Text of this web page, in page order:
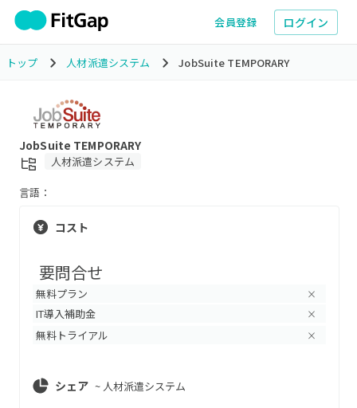
会員登録 ログイン
トップ 人材派遣システム JobSuite TEMPORARY
JobSuite TEMPORARY
人材派遣システム
言語：
コスト
要問合せ
無料プラン ×
IT導入補助金 ×
無料トライアル ×
シェア ~ 人材派遣システム